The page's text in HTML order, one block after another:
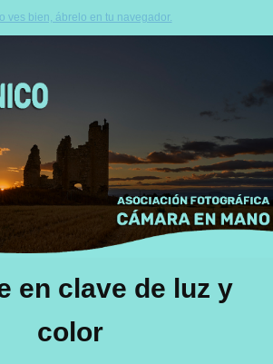
ves bien, ábrelo en tu navegador.
en clave de luz y
color